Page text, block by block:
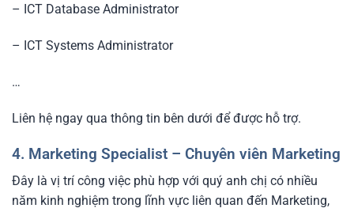
– ICT Database Administrator
– ICT Systems Administrator
…
Liên hệ ngay qua thông tin bên dưới để được hỗ trợ.
4. Marketing Specialist – Chuyên viên Marketing
Đây là vị trí công việc phù hợp với quý anh chị có nhiều
năm kinh nghiệm trong lĩnh vực liên quan đến Marketing,